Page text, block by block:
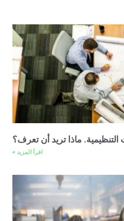
التنظيمية. ماذا تريد أن تعرف؟
اقرأ المزيد >